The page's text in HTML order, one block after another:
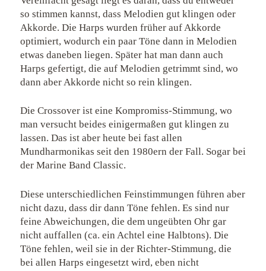
so stimmen kannst, dass Melodien gut klingen oder
Akkorde. Die Harps wurden früher auf Akkorde
optimiert, wodurch ein paar Töne dann in Melodien
etwas daneben liegen. Später hat man dann auch
Harps gefertigt, die auf Melodien getrimmt sind, wo
dann aber Akkorde nicht so rein klingen.
Die Crossover ist eine Kompromiss-Stimmung, wo
man versucht beides einigermaßen gut klingen zu
lassen. Das ist aber heute bei fast allen
Mundharmonikas seit den 1980ern der Fall. Sogar bei
der Marine Band Classic.
Diese unterschiedlichen Feinstimmungen führen aber
nicht dazu, dass dir dann Töne fehlen. Es sind nur
feine Abweichungen, die dem ungeübten Ohr gar
nicht auffallen (ca. ein Achtel eine Halbtons). Die
Töne fehlen, weil sie in der Richter-Stimmung, die
bei allen Harps eingesetzt wird, eben nicht